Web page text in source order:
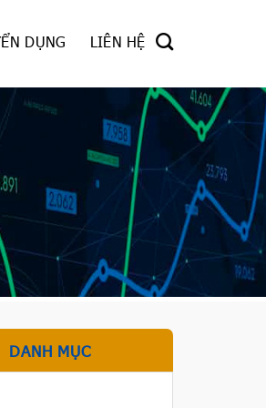
DỤNG LIÊN HỆ
DANH MỤC